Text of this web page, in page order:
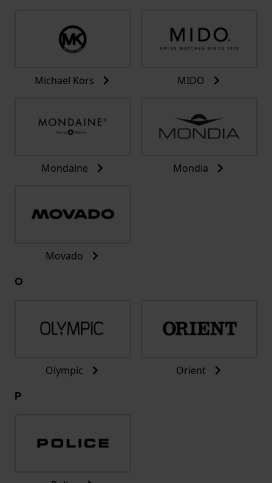
Michael Kors MIDO
Mondaine Mondia
Movado
O
Olympic Orient
P